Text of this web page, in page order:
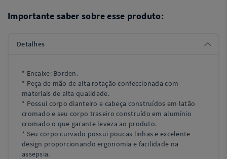
Importante saber sobre esse produto:
Detalhes
* Encaixe: Borden.
* Peça de mão de alta rotação confeccionada com
materiais de alta qualidade.
* Possui corpo dianteiro e cabeça construídos em latão
cromado e seu corpo traseiro construído em alumínio
cromado o que garante leveza ao produto.
* Seu corpo curvado possui poucas linhas e excelente
design proporcionando ergonomia e facilidade na
assepsia.